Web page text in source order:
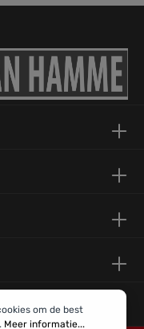
om de best
Meer informatie...